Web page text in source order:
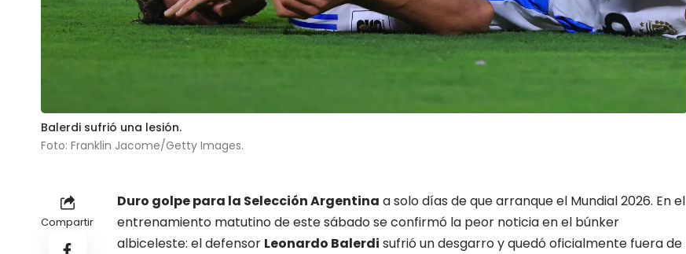
Balerdi sufrió una lesión.
Foto: Franklin Jacome/Getty Images.
Compartir
Duro golpe para la Selección Argentina a solo días de que arranque el Mundial 2026. En el
entrenamiento matutino de este sábado se confirmó la peor noticia en el búnker
albiceleste: el defensor Leonardo Balerdi sufrió un desgarro y quedó oficialmente fuera de